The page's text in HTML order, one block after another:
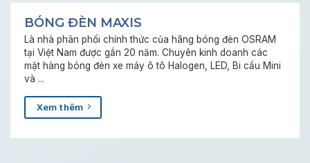
BÓNG ĐÈN MAXIS
Là nhà phân phối chính thức của hãng bóng đèn OSRAM
tại Việt Nam được gần 20 năm. Chuyên kinh doanh các
mặt hàng bóng đèn xe máy ô tô Halogen, LED, Bi cầu Mini
và ...
Xem thêm